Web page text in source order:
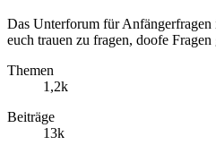
Das Unterforum für
euch trauen zu fragen, doofe
Themen
1,2k
Beiträge
13k